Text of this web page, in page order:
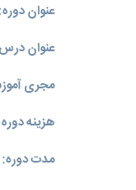
عنوان
عنوان
مجری
هزینه دوره: 600,000
مدت دوره: 6 ساعت